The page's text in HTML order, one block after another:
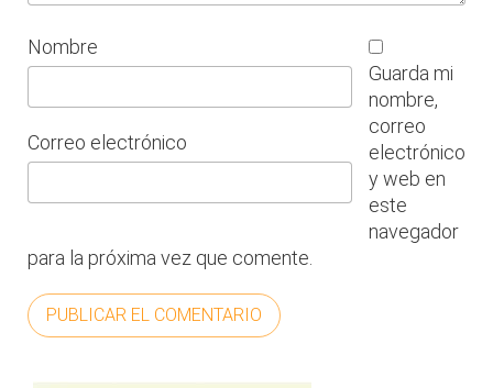
Nombre
Correo electrónico
Guarda mi
nombre,
correo
electrónico
y web en
este
navegador
para la próxima vez que comente.